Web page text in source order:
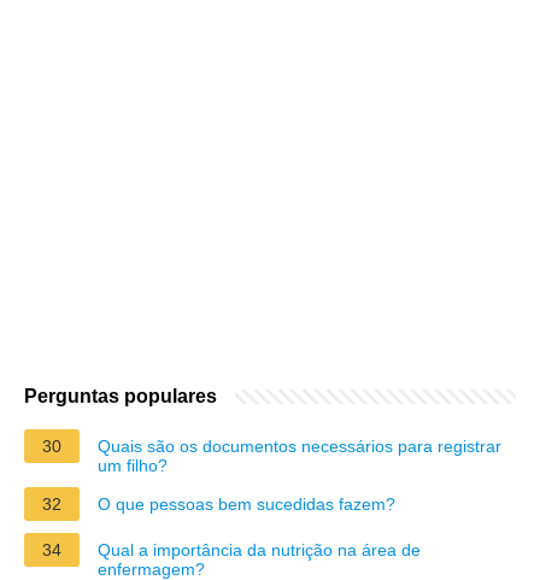
Perguntas populares
30
Quais são os documentos necessários para registrar
um filho?
32
O que pessoas bem sucedidas fazem?
34
Qual a importância da nutrição na área de
enfermagem?